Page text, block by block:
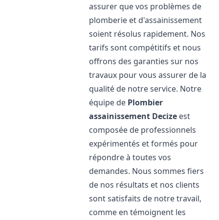
assurer que vos problèmes de
plomberie et d'assainissement
soient résolus rapidement. Nos
tarifs sont compétitifs et nous
offrons des garanties sur nos
travaux pour vous assurer de la
qualité de notre service. Notre
équipe de Plombier
assainissement Decize est
composée de professionnels
expérimentés et formés pour
répondre à toutes vos
demandes. Nous sommes fiers
de nos résultats et nos clients
sont satisfaits de notre travail,
comme en témoignent les